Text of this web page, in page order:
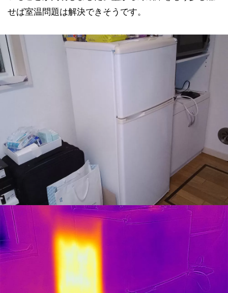
せば室温問題は解決できそうです。